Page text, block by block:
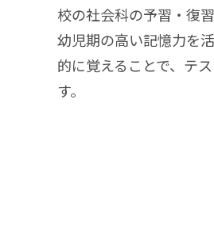
校の社会科の予習・復
幼児期の高い記憶力を
的に覚えることで、テ
す。